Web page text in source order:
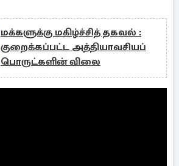
மக்களுக்கு மகிழ்ச்சித் தகவல் :
குறைக்கப்பட்ட அத்தியாவசியப்
பொருட்களின் விலை